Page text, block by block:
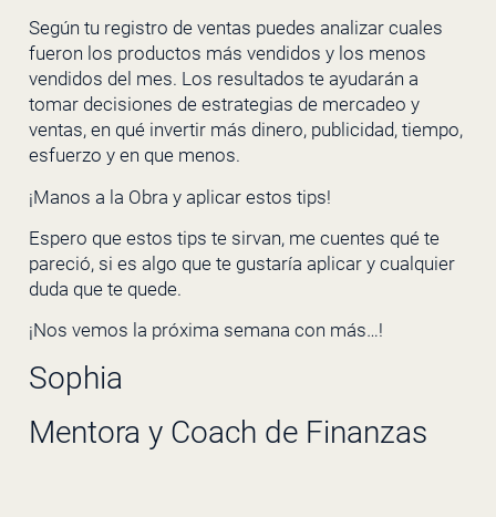
Según tu registro de ventas puedes analizar cuales
fueron los productos más vendidos y los menos
vendidos del mes. Los resultados te ayudarán a
tomar decisiones de estrategias de mercadeo y
ventas, en qué invertir más dinero, publicidad, tiempo,
esfuerzo y en que menos.
¡Manos a la Obra y aplicar estos tips!
Espero que estos tips te sirvan, me cuentes qué te
pareció, si es algo que te gustaría aplicar y cualquier
duda que te quede.
¡Nos vemos la próxima semana con más…!
Sophia
Mentora y Coach de Finanzas